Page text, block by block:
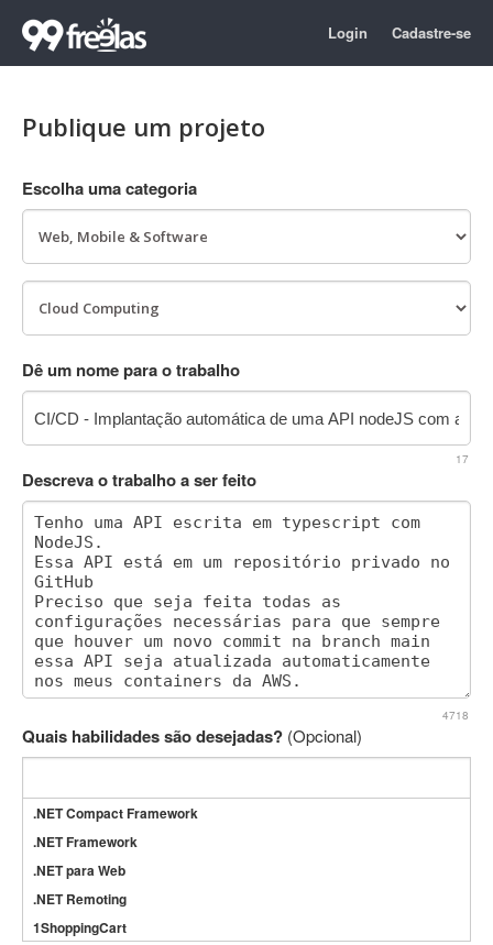
Login Cadastre-se
Publique um projeto
Escolha uma categoria
Dê um nome para o trabalho
17
Descreva o trabalho a ser feito
4718
Quais habilidades são desejadas? (Opcional)
.NET Compact Framework
.NET Framework
.NET para Web
.NET Remoting
1ShoppingCart